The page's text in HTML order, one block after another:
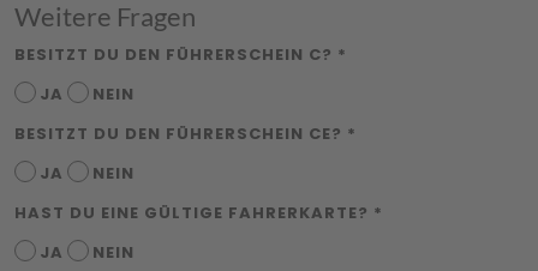
Weitere Fragen
BESITZT DU DEN FÜHRERSCHEIN C? *
JA
NEIN
BESITZT DU DEN FÜHRERSCHEIN CE? *
JA
NEIN
HAST DU EINE GÜLTIGE FAHRERKARTE? *
JA
NEIN